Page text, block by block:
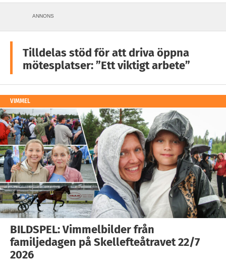
ANNONS
Tilldelas stöd för att driva öppna
mötesplatser: ”Ett viktigt arbete”
VIMMEL
BILDSPEL: Vimmelbilder från
familjedagen på Skellefteåtravet 22/7
2026